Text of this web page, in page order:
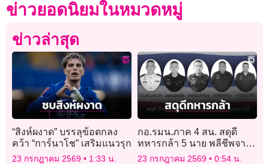
ข่าวยอดนิยมในหมวดหมู่
ข่าวล่าสุด
“สิงห์ผงาด” บรรลุข้อตกลง
คว้า “การ์นาโช” เสริมแนวรุก
23 กรกฎาคม 2569 1:33 น.
กอ.รมน.ภาค 4 สน. สดุดี
ทหารกล้า 5 นาย พลีชีพจาก
เหตุคนร้ายลอบยิงใส่จุดตรวจ
23 กรกฎาคม 2569 0:54 น.